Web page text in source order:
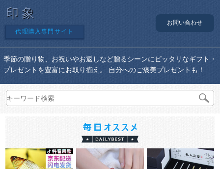
印象
代理購入専門サイト
お問い合わせ
季節の贈り物、お祝いやお返しなど贈るシーンにピッタリなギフト・
プレゼントを豊富にお取り揃え。 自分へのご褒美プレゼントも！